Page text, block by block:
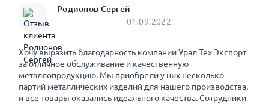
Родионов Сергей
01.09.2022
Хочу выразить благодарность компании Урал Тех Экспорт
за отличное обслуживание и качественную
металлопродукцию. Мы приобрели у них несколько
партий металлических изделий для нашего производства,
и все товары оказались идеального качества. Сотрудники